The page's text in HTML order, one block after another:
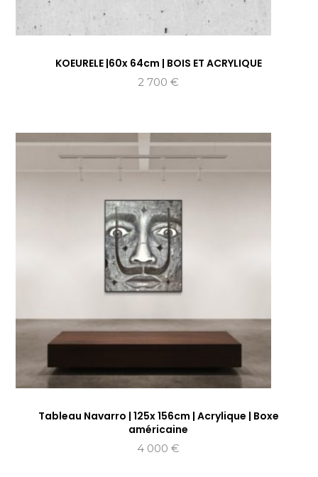
KOEURELE |60x 64cm | BOIS ET ACRYLIQUE
2 700€
Tableau Navarro | 125x 156cm | Acrylique | Boxe
américaine
4 000€